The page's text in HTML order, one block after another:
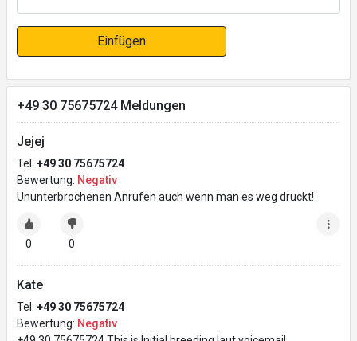
Einfügen
+49 30 75675724 Meldungen
Jejej
Tel: +49 30 75675724
Bewertung: Negativ
Ununterbrochenen Anrufen auch wenn man es weg druckt!
0 0
Kate
Tel: +49 30 75675724
Bewertung: Negativ